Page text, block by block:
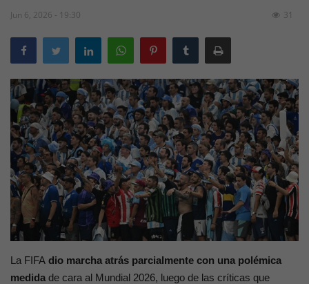
Información General
Economía
Politica
Sociedad
Contacto
Jun 6, 2026 - 19:30 31
La FIFA dio marcha atrás parcialmente con una polémica
medida de cara al Mundial 2026, luego de las críticas que